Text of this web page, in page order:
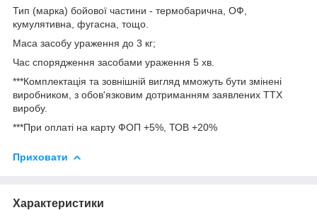
Тип (марка) бойової частини - термобарична, ОФ,
кумулятивна, фугасна, тощо.
Маса засобу ураження до 3 кг;
Час спорядження засобами ураження 5 хв.
***Комплектація та зовнішній вигляд мможуть бути змінені
виробником, з обов'язковим дотриманням заявлених ТТХ
виробу.
***При оплаті на карту ФОП +5%, ТОВ +20%
Приховати
Характеристики